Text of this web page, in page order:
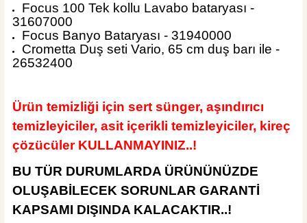
ÜRÜN TÜKENDİ
MĞZ TESLİM
İsvea Banyo
%40
6.828,00 TL
ÜRÜN TÜKENDİ
ÜRÜN TÜKENDİ
MĞZ TESLİM
Focus 100 Tek kollu Lavabo bataryası -
31607000
Focus Banyo Bataryası - 31940000
Crometta Duş seti Vario, 65 cm duş barı ile -
26532400
Ürün temizliği için sert sünger, aşındırıcı
temizleyiciler, asit içerikli temizleyiciler, kireç
çözücüler KULLANMAYINIZ..!
BU TÜR DURUMLARDA ÜRÜNÜNÜZDE
OLUŞABİLECEK SORUNLAR GARANTİ
KAPSAMI DIŞINDA KALACAKTIR..!